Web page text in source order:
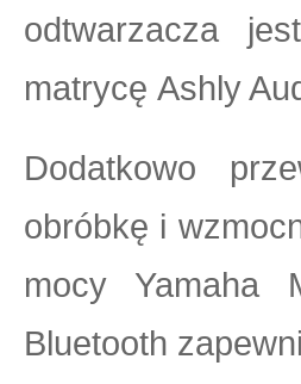
odtwarzacza
matrycę Ashly
Dodatkowo
obróbkę i
mocy Yamaha
Bluetooth